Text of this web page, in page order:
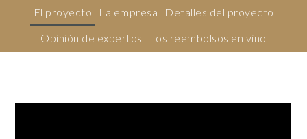
El proyecto La empresa
Detalles del proyecto
Opinión de expertos
Los reembolsos en vino